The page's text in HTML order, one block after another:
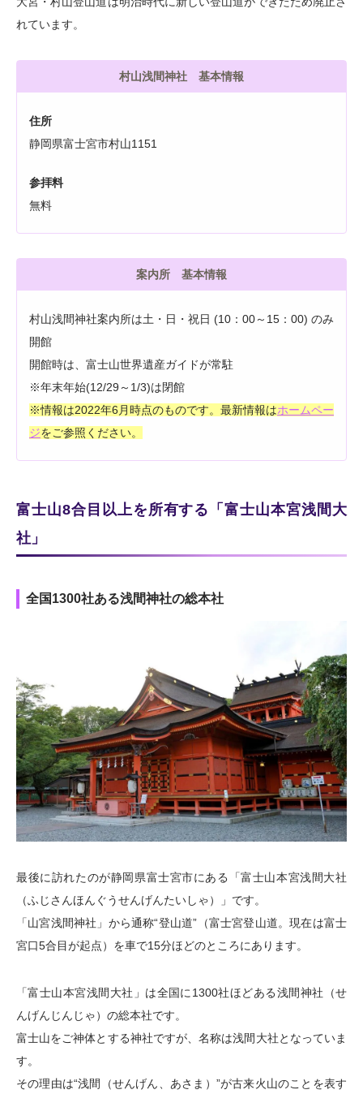
れています。
村山浅間神社 基本情報
住所
静岡県富士宮市村山1151
参拝料
無料
案内所 基本情報
村山浅間神社案内所は土・日・祝日 (10：00～15：00) のみ
開館
開館時は、富士山世界遺産ガイドが常駐
※年末年始(12/29～1/3)は閉館
※情報は2022年6月時点のものです。最新情報はホームペー
ジをご参照ください。
富士山8合目以上を所有する「富士山本宮浅間大
社」
全国1300社ある浅間神社の総本社
最後に訪れたのが静岡県富士宮市にある「富士山本宮浅間大社
（ふじさんほんぐうせんげんたいしゃ）」です。
「山宮浅間神社」から通称“登山道”（富士宮登山道。現在は富士
宮口5合目が起点）を車で15分ほどのところにあります。
「富士山本宮浅間大社」は全国に1300社ほどある浅間神社（せ
んげんじんじゃ）の総本社です。
富士山をご神体とする神社ですが、名称は浅間大社となっていま
す。
その理由は“浅間（せんげん、あさま）”が古来火山のことを表す